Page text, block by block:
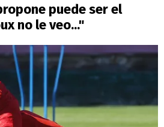
puede ser el
no le veo..."